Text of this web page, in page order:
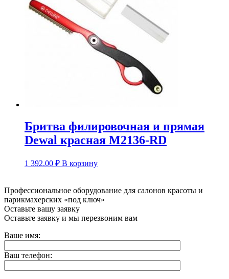
Бритва филировочная и прямая
Dewal красная М2136-RD
1 392.00 ₽ В корзину
Профессиональное оборудование для салонов красоты и
парикмахерских «под ключ»
Оставьте вашу заявку
Оставьте заявку и мы перезвоним вам
Ваше имя:
Ваш телефон: